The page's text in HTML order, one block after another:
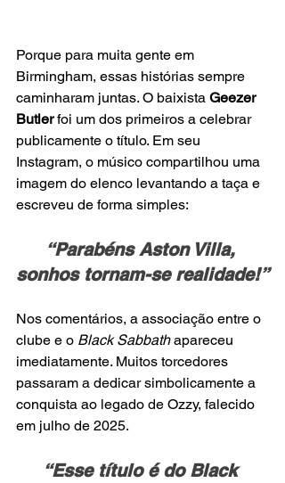
Porque para muita gente em
Birmingham, essas histórias sempre
caminharam juntas. O baixista Geezer
Butler foi um dos primeiros a celebrar
publicamente o título. Em seu
Instagram, o músico compartilhou uma
imagem do elenco levantando a taça e
escreveu de forma simples:
“Parabéns Aston Villa,
sonhos tornam-se realidade!”
Nos comentários, a associação entre o
clube e o Black Sabbath apareceu
imediatamente. Muitos torcedores
passaram a dedicar simbolicamente a
conquista ao legado de Ozzy, falecido
em julho de 2025.
“Esse título é do Black